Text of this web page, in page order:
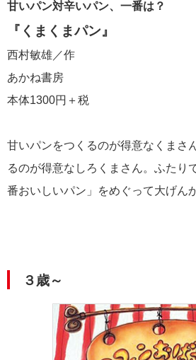
甘いパン対辛いパン、一番は？
『くまくまパン』
西村敏雄／作
あかね書房
本体1300円＋税
甘いパンをつくるのが得意なくまさ
るのが得意なしろくまさん。ふたり
番おいしいパン」をめぐって大げん
３歳～